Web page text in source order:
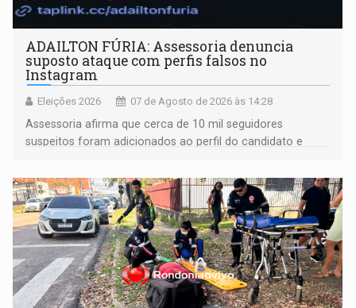
ADAILTON FÚRIA: Assessoria denuncia
suposto ataque com perfis falsos no
Instagram
Eleições 2026 07 de Agosto de 2026 às 14:28
Assessoria afirma que cerca de 10 mil seguidores
suspeitos foram adicionados ao perfil do candidato e
remover as contas